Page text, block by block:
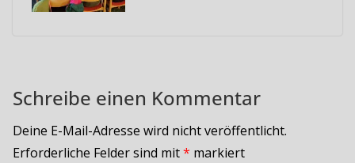
Schreibe einen Kommentar
Deine E-Mail-Adresse wird nicht veröffentlicht.
Erforderliche Felder sind mit* markiert